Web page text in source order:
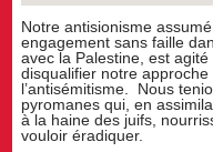
Notre antisionisme
engagement sans faille
avec la Palestine, est
disqualifier notre
l’antisémitisme. Nous
pyromanes qui, en
à la haine des juifs,
vouloir éradiquer.